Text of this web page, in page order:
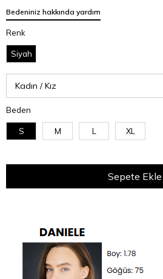
Bedeniniz hakkında yardım
Renk
Siyah
Beden
S M L XL